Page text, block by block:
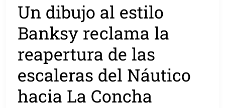
Un dibujo al estilo
Banksy reclama la
reapertura de las
escaleras del Náutico
hacia La Concha